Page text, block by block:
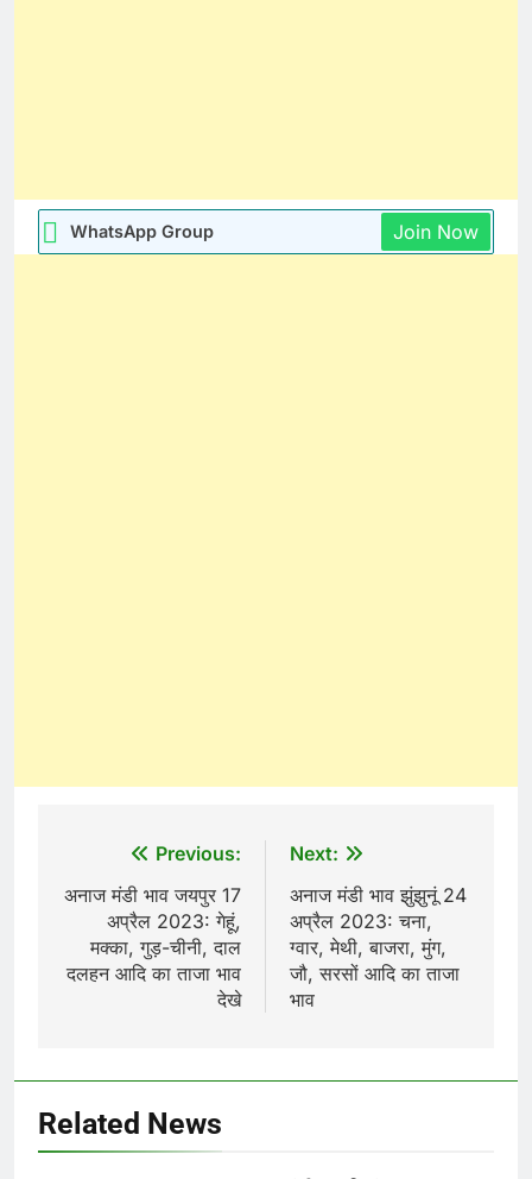
WhatsApp Group Join Now
navigation
Previous:
अनाज मंडी भाव जयपुर 17
अप्रैल 2023: गेहूं,
मक्का, गुड़-चीनी, दाल
दलहन आदि का ताजा भाव
देखे
Next:
अनाज मंडी भाव झुंझुनूं 24
अप्रैल 2023: चना,
ग्वार, मेथी, बाजरा, मुंग,
जौ, सरसों आदि का ताजा
भाव
Related News